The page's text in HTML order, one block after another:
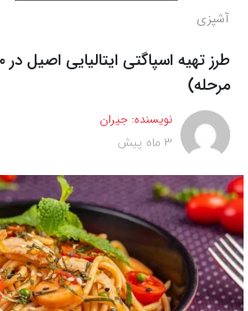
آشپزی
مرحله)
نویسنده: جیران
3 ماه پیش